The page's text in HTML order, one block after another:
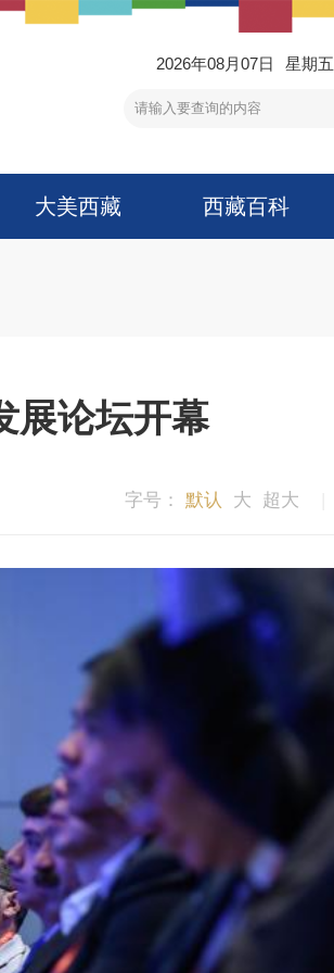
2026年08月07日 星期五
大美西藏 西藏百科
展论坛开幕
字号： 默认 大 超大